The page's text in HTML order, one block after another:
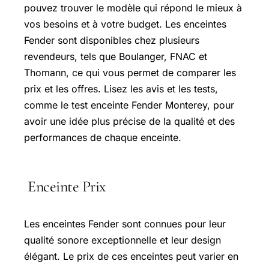
pouvez trouver le modèle qui répond le mieux à
vos besoins et à votre budget. Les enceintes
Fender sont disponibles chez plusieurs
revendeurs, tels que Boulanger, FNAC et
Thomann, ce qui vous permet de comparer les
prix et les offres. Lisez les avis et les tests,
comme le test enceinte Fender Monterey, pour
avoir une idée plus précise de la qualité et des
performances de chaque enceinte.
Enceinte Prix
Les enceintes Fender sont connues pour leur
qualité sonore exceptionnelle et leur design
élégant. Le prix de ces enceintes peut varier en